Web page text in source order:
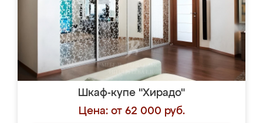
Шкаф-купе "Хирадо"
Цена: от 62 000 руб.